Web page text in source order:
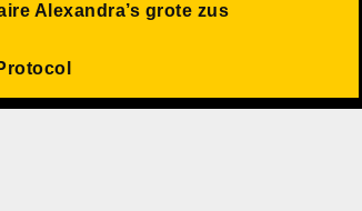
Alexandra’s grote zus